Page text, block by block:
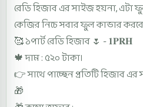
রেডি হিজাব এর সাইজ হয়না, এটা
কেজির নিচে সবার ফুল কাভার
🥰 ১পার্ট রেডি হিজাব 🌷 - 𝟏𝐏𝐑𝐇
🍁 দাম : ৫২০ টাকা।
👉 সাথে পাচ্ছেন প্রতিটি হিজাব এর
🎁